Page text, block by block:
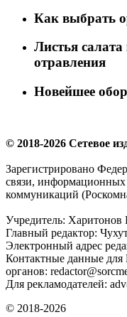
Как выбрать
Листья
отравления
Новейшее
© 2018-2026 Сетевое
Зарегистрировано
связи,
коммуникаций
Учредитель: Харитонов
Главный редактор:
Электронный адрес
Контактные данные для
органов:
Для рекламодателей:
© 2018-2026